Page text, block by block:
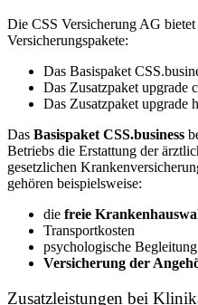
Die CSS Versicherung AG
Versicherungspakete:
Das Basispaket
Das Zusatzpaket upgrade
Das Zusatzpaket upgrade
Das Basispaket CSS.business
Betriebs die Erstattung der
gesetzlichen
gehören beispielsweise:
die freie
Transportkosten
psychologische Begleitung
Versicherung der
Zusatzleistungen bei